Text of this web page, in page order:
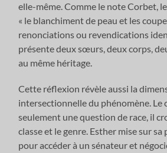
elle-même. Comme le note Corbet,
« le blanchiment de peau et les
renonciations ou revendications
présente deux sœurs, deux corps,
au même héritage.
Cette réflexion révèle aussi la
intersectionnelle du phénomène. Le
seulement une question de race, il
classe et le genre. Esther mise sur sa
pour accéder à un sénateur et